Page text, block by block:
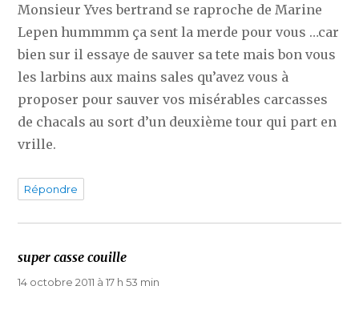
Monsieur Yves bertrand se raproche de Marine
Lepen hummmm ça sent la merde pour vous …car
bien sur il essaye de sauver sa tete mais bon vous
les larbins aux mains sales qu’avez vous à
proposer pour sauver vos misérables carcasses
de chacals au sort d’un deuxième tour qui part en
vrille.
Répondre
super casse couille
14 octobre 2011 à 17 h 53 min